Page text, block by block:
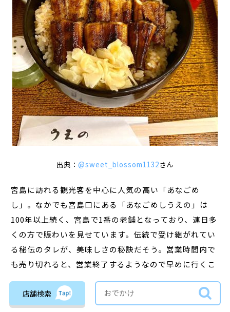
出典： @sweet_blossom1132さん
宮島に訪れる観光客を中心に人気の高い「あなごめ
し」。なかでも宮島口にある「あなごめしうえの」は
100年以上続く、宮島で1番の老舗となっており、連日多
くの方で賑わいを見せています。伝統で受け継がれてい
る秘伝のタレが、美味しさの秘訣だそう。営業時間内で
も売り切れると、営業終了するようなので早めに行くこ
とをおすすめします。こちらのお店は、宮島口にあるの
で観光前の腹ごしらえにピッタリです♪宮島に渡るとほ
かにもまだまだあなごめしのお店があるので、気になる
店舗検索